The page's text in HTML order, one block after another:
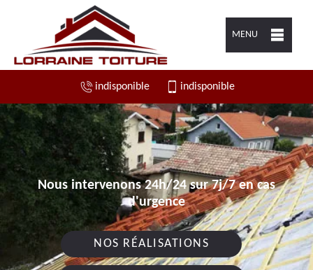
MENU
indisponible indisponible
Nous intervenons 24h/24 sur 7j/7 en cas
d'urgence
NOS RÉALISATIONS